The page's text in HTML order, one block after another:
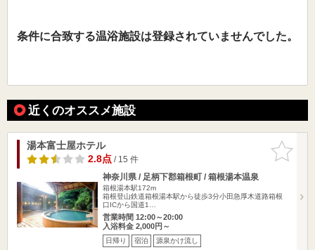
条件に合致する温浴施設は登録されていませんでした。
近くのオススメ施設
お気に入
りに追加
湯本富士屋ホテル
2.8点/ 15 件
神奈川県 / 足柄下郡箱根町 / 箱根湯本温泉
箱根湯本駅172m
箱根登山鉄道箱根湯本駅から徒歩3分小田急厚木道路箱根
口ICから国道1…
営業時間 12:00～20:00
入浴料金 2,000円～
日帰り 宿泊 源泉かけ流し